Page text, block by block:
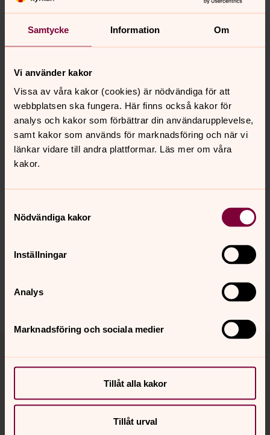
Samtycke Information Om
Vi använder kakor
Vissa av våra kakor (cookies) är nödvändiga för att
webbplatsen ska fungera. Här finns också kakor för
analys och kakor som förbättrar din användarupplevelse,
samt kakor som används för marknadsföring och när vi
länkar vidare till andra plattformar. Läs mer om våra
kakor.
Nödvändiga kakor
Inställningar
Analys
Marknadsföring och sociala medier
Tillåt alla kakor
Tillåt urval
teologi. Århundraden av teologisk reflektion erbjuder en
mänskligt även i mötet med vår egen tid. Teologisk
bildning är därför ingen lyx utan en nödvändighet för en
bara påverkas av flyktiga aktualiteter. Och bildning
förutsätter tid för läsning, en resurs som i dag
portioneras ut allt snålare inom såväl akademi som
kyrka. Biskopar, förtroendevalda och andra ansvariga
måste visa att de tar den teologiska uppgiften seriöst
för kyrkans trovärdighets skull.
innehåll?
Dela
Tillbaka till toppen
Tillbaka till innehållet
Kontakt